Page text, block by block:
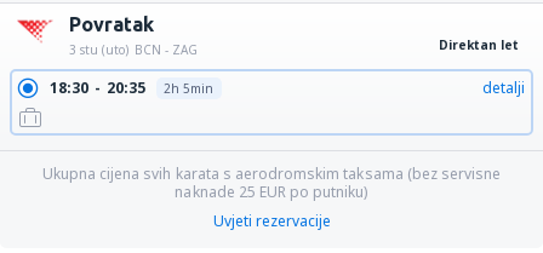
Povratak
3 stu (uto) BCN - ZAG Direktan let
18:30 20:35 2h 5min detalji
Ukupna cijena svih karata s aerodromskim taksama (bez servisne
naknade 25 EUR po putniku)
Uvjeti rezervacije